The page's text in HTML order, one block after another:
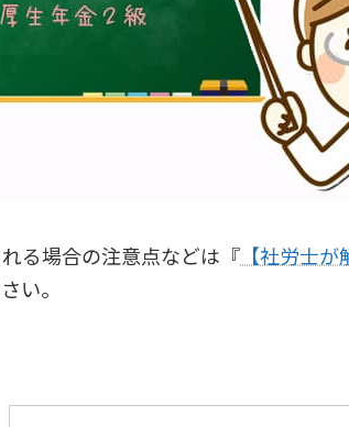
る場合の注意点などは『 【社労士
い。